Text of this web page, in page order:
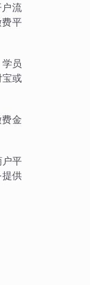
流
平
员
或
金
平
供